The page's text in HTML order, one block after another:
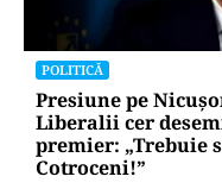
POLITICĂ
Presiune pe
Liberalii cer
premier: „Trebuie
Cotroceni!”